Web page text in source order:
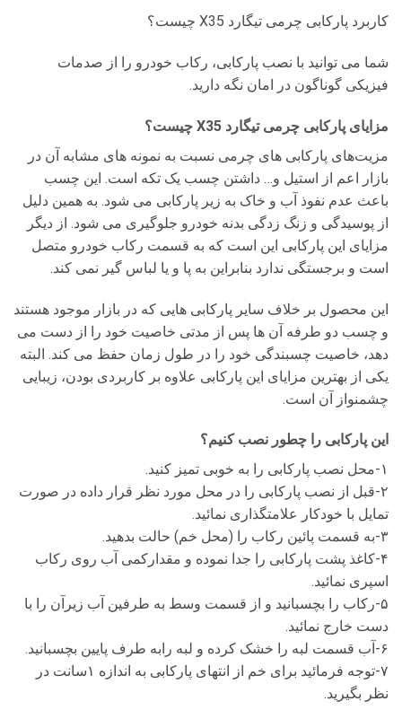
کاربرد پارکابی چرمی تیگارد X35 چیست؟
شما می توانید با نصب پارکابی، رکاب خودرو را از صدمات
فیزیکی گوناگون در امان نگه دارید.
مزایای پارکابی چرمی تیگارد X35 چیست؟
مزیت‌های پارکابی های چرمی نسبت به نمونه های مشابه آن در
بازار اعم از استیل و… داشتن چسب یک تکه است. این چسب
باعث عدم نفوذ آب و خاک به زیر پارکابی می شود. به همین دلیل
از پوسیدگی و زنگ زدگی بدنه خودرو جلوگیری می شود. از دیگر
مزایای این پارکابی این است که به قسمت رکاب خودرو متصل
است و برجستگی ندارد بنابراین به پا و یا لباس گیر نمی کند.
این محصول بر خلاف سایر پارکابی هایی که در بازار موجود هستند
و چسب دو طرفه آن ها پس از مدتی خاصیت خود را از دست می
دهد، خاصیت چسبندگی خود را در طول زمان حفظ می کند. البته
یکی از بهترین مزایای این پارکابی علاوه بر کاربردی بودن، زیبایی
چشمنواز آن است.
این پارکابی را چطور نصب کنیم؟
۱-محل نصب پارکابی را به خوبی تمیز کنید.
۲-قبل از نصب پارکابی را در محل مورد نظر قرار داده در صورت
تمایل با خودکار علامتگذاری نمائید.
۳-به قسمت پائین رکاب را (محل خم) حالت بدهید.
۴-کاغذ پشت پارکابی را جدا نموده و مقدارکمی آب روی رکاب
اسپری نمائید.
۵-رکاب را بچسبانید و از قسمت وسط به طرفین آب زیرآن را با
دست خارج نمائید.
۶-آب قسمت لبه را خشک کرده و لبه رابه طرف پایین بچسبانید.
۷-توجه فرمائید برای خم از انتهای پارکابی به اندازه ۱سانت در
نظر بگیرید.